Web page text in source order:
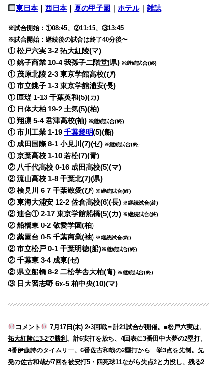
東日本｜西日本｜夏の甲子園 ｜ホテル｜雑誌
※試合開始：①08:45、②11:15、③13:45
※試合開始：継続後の試合は終了40分後〜
① 松戸六実 3-2 拓大紅陵(マ)
① 銚子商業 10-4 我孫子二階堂(県) ※継続試合(終)
① 茂原北陵 2-3 東京学館高校(ぴ)
① 市立銚子 1-3 東京学館浦安(長)
① 匝瑳 1-13 千葉英和(5)(カ)
① 日体大柏 19-2 土気(5)(柏)
① 翔凛 5-4 君津高校(袖) ※継続試合(終)
① 市川工業 1-19千葉黎明(5)(船)
① 成田国際 8-1 小見川(7)(ゼ) ※継続試合(終)
① 京葉高校 1-10 若松(7)(青)
② 八千代高校 0-16 成田高校(5)(マ)
② 流山高校 1-8 千葉北(7)(県)
② 検見川 6-7 千葉敬愛(ぴ) ※継続試合(終)
② 東海大浦安 12-2 佐倉高校(6)(長) ※継続試合(終)
② 連合① 2-17 東京学館船橋(5)(カ) ※継続試合(終)
② 船橋東 0-2 敬愛学園(柏)
② 薬園台 0-5 千葉商業(袖) ※継続試合(終)
② 市立松戸 0-1 千葉明徳(船)※継続試合(終)
② 千葉東 3-4 成東(ゼ)
② 県立船橋 8-2 二松学舎大柏(青) ※継続試合(終)
③ 日大習志野 6x-5 柏中央(10)(マ)
コメント 7月17日(木) 2•3回戦＝計21試合が開催。 ■松戸六実は、
拓大紅陵に3-2で勝利。計6安打を放ち、4回表に3番田中大夢の2塁打、
4番伊藤詩のタイムリー、6番佐古和哉の2塁打から一挙3点を先制。先
発の佐古和哉が7回を被安打5・四死球11ながら失点2と力投し、残る2